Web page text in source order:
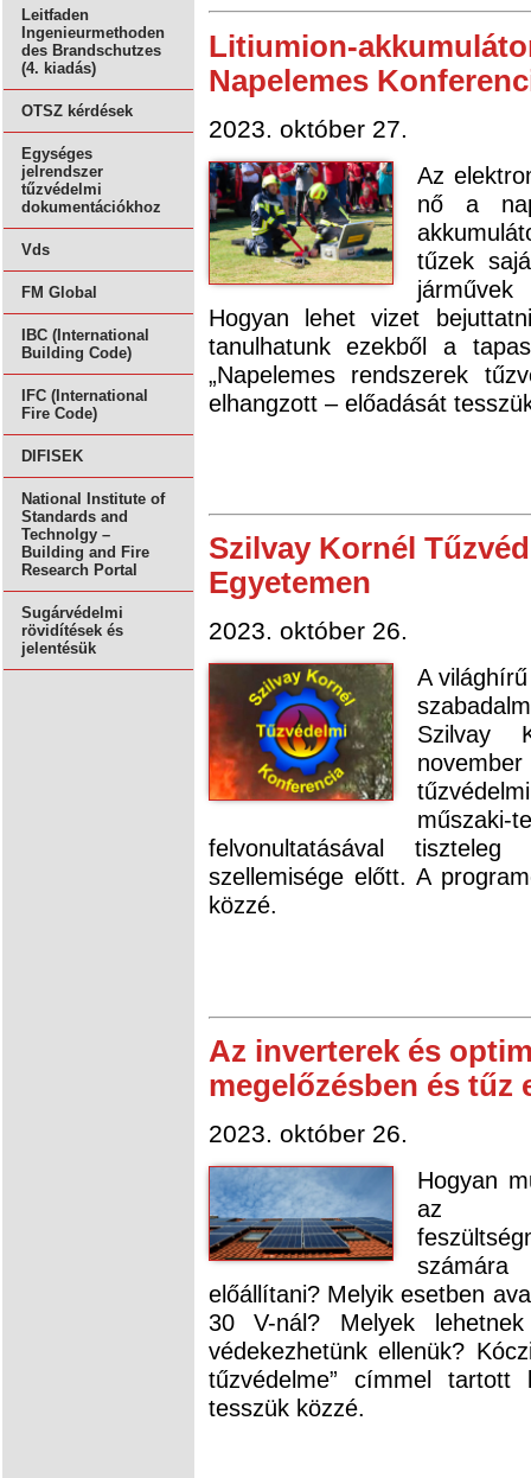
Leitfaden
Ingenieurmethoden
des Brandschutzes
(4. kiadás)
OTSZ kérdések
Egységes
jelrendszer
tűzvédelmi
dokumentációkhoz
Vds
FM Global
IBC (International
Building Code)
IFC (International
Fire Code)
DIFISEK
National Institute of
Standards and
Technolgy –
Building and Fire
Research Portal
Sugárvédelmi
rövidítések és
jelentésük
Litiumion-
Napelemes
2023. október 27.
Az
nő a
tűzek
Hogyan lehet vizet
tanulhatunk ezekből a
„Napelemes rendszerek
elhangzott – előadását
Szilvay Kornél
Egyetemen
2023. október 26.
A
Szilvay
felvonultatásával
szellemisége előtt. A
közzé.
Az inverterek és
megelőzésben és tűz
2023. október 26.
Hogyan
az
előállítani? Melyik esetben
30 V-nál? Melyek
védekezhetünk ellenük?
tűzvédelme” címmel tartott
tesszük közzé.